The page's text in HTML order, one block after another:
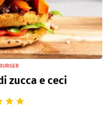
zucca e ceci